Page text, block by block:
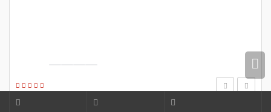
ALPIC 65.5205900
Щетка стеклоочистителя (650/500мм) универсальная,